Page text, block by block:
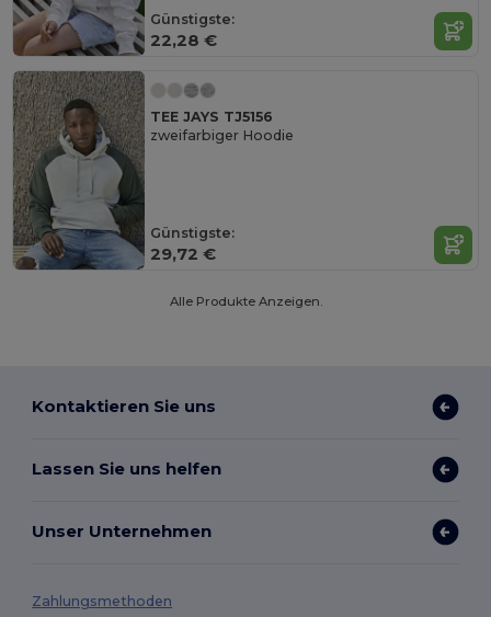
Günstigste:
22,28 €
TEE JAYS TJ5156
zweifarbiger Hoodie
Günstigste:
29,72 €
Alle Produkte Anzeigen.
Kontaktieren Sie uns
Lassen Sie uns helfen
Unser Unternehmen
Zahlungsmethoden